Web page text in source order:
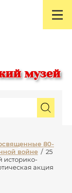
музей
80-
войне / 25
историко-
акция